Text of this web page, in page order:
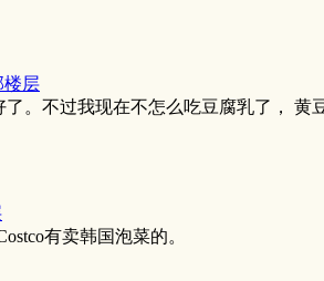
楼层
。不过我现在不怎么吃豆腐乳了， 黄
有卖韩国泡菜的。